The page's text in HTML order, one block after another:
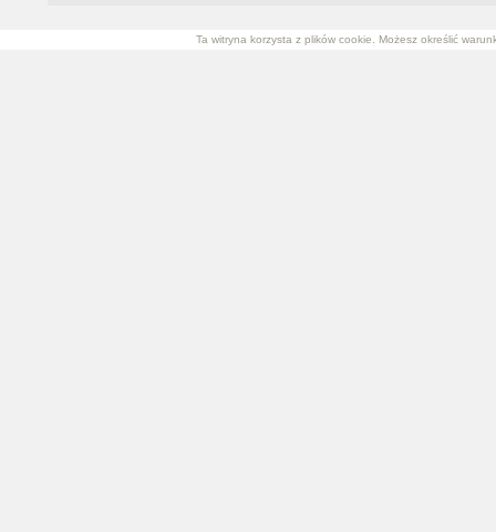
Ta witryna korzysta z plików cookie. Możesz określić